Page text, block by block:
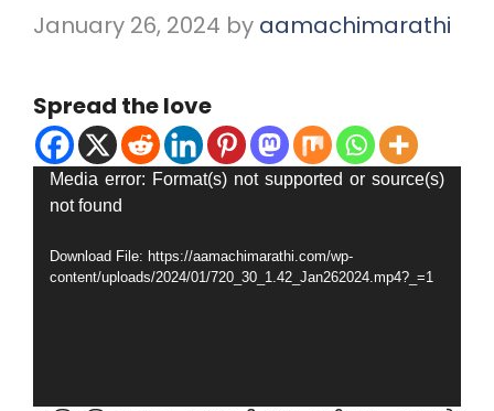
January 26, 2024 by aamachimarathi
Spread the love
Video
Player
Media error: Format(s) not supported or source(s)
not found
Download File: https://aamachimarathi.com/wp-
content/uploads/2024/01/720_30_1.42_Jan262024.mp4?_=1